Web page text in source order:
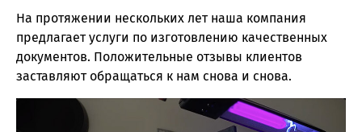
На протяжении нескольких лет наша компания
предлагает услуги по изготовлению качественных
документов. Положительные отзывы клиентов
заставляют обращаться к нам снова и снова.